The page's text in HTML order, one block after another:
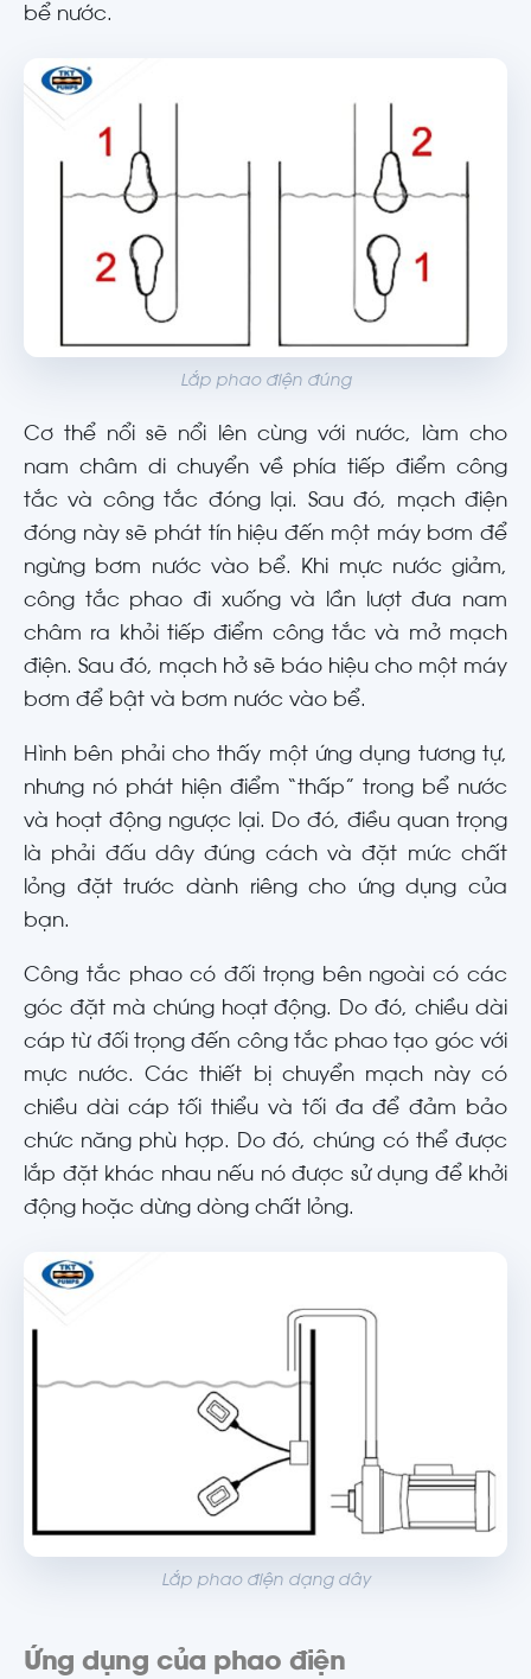
bể nước.
Lắp phao điện đúng
Cơ thể nổi sẽ nổi lên cùng với nước, làm cho
nam châm di chuyển về phía tiếp điểm công
tắc và công tắc đóng lại. Sau đó, mạch điện
đóng này sẽ phát tín hiệu đến một máy bơm để
ngừng bơm nước vào bể. Khi mực nước giảm,
công tắc phao đi xuống và lần lượt đưa nam
châm ra khỏi tiếp điểm công tắc và mở mạch
điện. Sau đó, mạch hở sẽ báo hiệu cho một máy
bơm để bật và bơm nước vào bể.
Hình bên phải cho thấy một ứng dụng tương tự,
nhưng nó phát hiện điểm “thấp” trong bể nước
và hoạt động ngược lại. Do đó, điều quan trọng
là phải đấu dây đúng cách và đặt mức chất
lỏng đặt trước dành riêng cho ứng dụng của
bạn.
Công tắc phao có đối trọng bên ngoài có các
góc đặt mà chúng hoạt động. Do đó, chiều dài
cáp từ đối trọng đến công tắc phao tạo góc với
mực nước. Các thiết bị chuyển mạch này có
chiều dài cáp tối thiểu và tối đa để đảm bảo
chức năng phù hợp. Do đó, chúng có thể được
lắp đặt khác nhau nếu nó được sử dụng để khởi
động hoặc dừng dòng chất lỏng.
Lắp phao điện dạng dây
Ứng dụng của phao điện